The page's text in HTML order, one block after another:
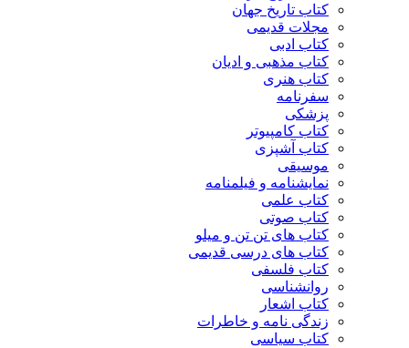
کتاب تاریخ جهان
مجلات قدیمی
کتاب ادبی
کتاب مذهبی و ادیان
کتاب هنری
سفرنامه
پزشکی
کتاب کامپیوتر
کتاب آشپزی
موسیقی
نمایشنامه و فیلمنامه
کتاب علمی
کتاب صوتی
کتاب های تن تن و میلو
کتاب های درسی قدیمی
کتاب فلسفی
روانشناسی
کتاب اشعار
زندگی نامه و خاطرات
کتاب سیاسی